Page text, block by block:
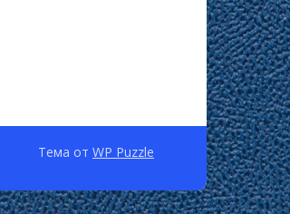
Тема от WP Puzzle